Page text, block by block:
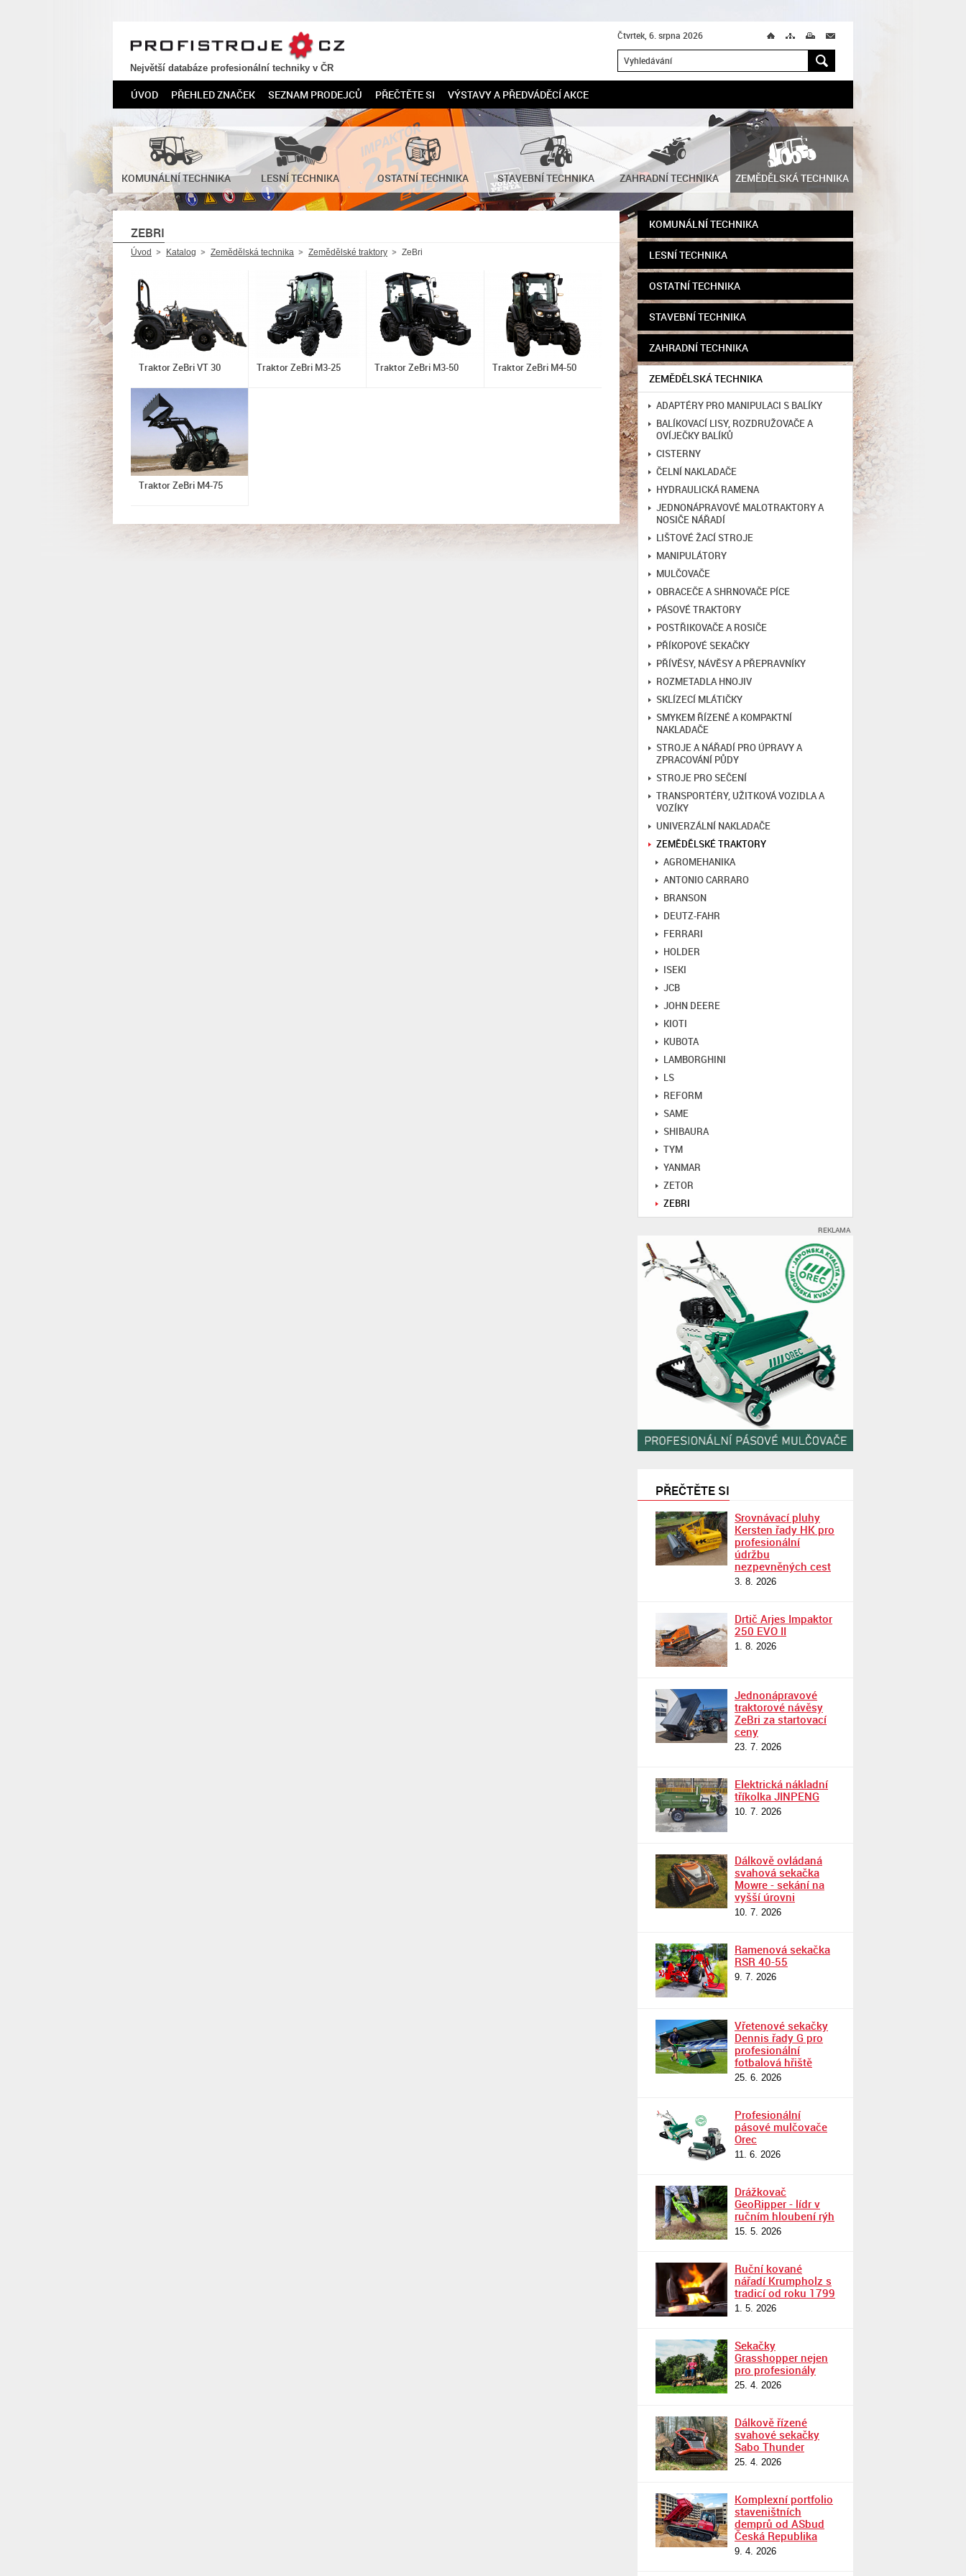
PROFISTROJE.CZ
Největší databáze profesionální techniky v ČR
Čtvrtek, 6. srpna 2026 Ú M T M
H
ÚVOD PŘEHLED ZNAČEK SEZNAM PRODEJCŮ PŘEČTĚTE SI VÝSTAVY A PŘEDVÁDĚCÍ AKCE
KOMUNÁLNÍ TECHNIKA LESNÍ TECHNIKA OSTATNÍ TECHNIKA STAVEBNÍ TECHNIKA ZAHRADNÍ TECHNIKA ZEMĚDĚLSKÁ TECHNIKA
ZEBRI
Úvod Katalog Zemědělská technika Zemědělské traktory ZeBri
Traktor ZeBri VT 30 Traktor ZeBri M3-25 Traktor ZeBri M3-50 Traktor ZeBri M4-50
Traktor ZeBri M4-75
KOMUNÁLNÍ TECHNIKA
LESNÍ TECHNIKA
OSTATNÍ TECHNIKA
STAVEBNÍ TECHNIKA
ZAHRADNÍ TECHNIKA
ZEMĚDĚLSKÁ TECHNIKA
ADAPTÉRY PRO MANIPULACI S BALÍKY
BALÍKOVACÍ LISY, ROZDRUŽOVAČE A
OVÍJEČKY BALÍKŮ
CISTERNY
ČELNÍ NAKLADAČE
HYDRAULICKÁ RAMENA
JEDNONÁPRAVOVÉ MALOTRAKTORY A
NOSIČE NÁŘADÍ
LIŠTOVÉ ŽACÍ STROJE
MANIPULÁTORY
MULČOVAČE
OBRACEČE A SHRNOVAČE PÍCE
PÁSOVÉ TRAKTORY
POSTŘIKOVAČE A ROSIČE
PŘÍKOPOVÉ SEKAČKY
PŘÍVĚSY, NÁVĚSY A PŘEPRAVNÍKY
ROZMETADLA HNOJIV
SKLÍZECÍ MLÁTIČKY
SMYKEM ŘÍZENÉ A KOMPAKTNÍ
NAKLADAČE
STROJE A NÁŘADÍ PRO ÚPRAVY A
ZPRACOVÁNÍ PŮDY
STROJE PRO SEČENÍ
TRANSPORTÉRY, UŽITKOVÁ VOZIDLA A
VOZÍKY
UNIVERZÁLNÍ NAKLADAČE
ZEMĚDĚLSKÉ TRAKTORY
AGROMEHANIKA
ANTONIO CARRARO
BRANSON
DEUTZ-FAHR
FERRARI
HOLDER
ISEKI
JCB
JOHN DEERE
KIOTI
KUBOTA
LAMBORGHINI
LS
REFORM
SAME
SHIBAURA
TYM
YANMAR
ZETOR
ZEBRI
REKLAMA
PŘEČTĚTE SI
Srovnávací pluhy
Kersten řady HK pro
profesionální
údržbu
nezpevněných cest
3. 8. 2026
Drtič Arjes Impaktor
250 EVO II
1. 8. 2026
Jednonápravové
traktorové návěsy
ZeBri za startovací
ceny
23. 7. 2026
Elektrická nákladní
tříkolka JINPENG
10. 7. 2026
Dálkově ovládaná
svahová sekačka
Mowre - sekání na
vyšší úrovni
10. 7. 2026
Ramenová sekačka
RSR 40-55
9. 7. 2026
Vřetenové sekačky
Dennis řady G pro
profesionální
fotbalová hřiště
25. 6. 2026
Profesionální
pásové mulčovače
Orec
11. 6. 2026
Drážkovač
GeoRipper - lídr v
ručním hloubení rýh
15. 5. 2026
Ruční kované
nářadí Krumpholz s
tradicí od roku 1799
1. 5. 2026
Sekačky
Grasshopper nejen
pro profesionály
25. 4. 2026
Dálkově řízené
svahové sekačky
Sabo Thunder
25. 4. 2026
Komplexní portfolio
staveništních
demprů od ASbud
Česká Republika
9. 4. 2026